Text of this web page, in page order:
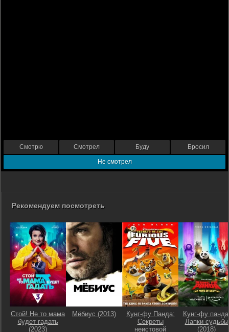
Смотрю Смотрел Буду Бросил
Не смотрел
Рекомендуем посмотреть
Стой! Не то мама
будет гадать
(2023)
Мёбиус (2013)
Кунг-фу Панда:
Секреты
неистовой
Кунг-фу
Лапки судьбы
(2018)